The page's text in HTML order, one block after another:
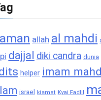
allah al mahdi
dajjal diki candra dunia
helper imam
israel kiamat Kyai Fadlil